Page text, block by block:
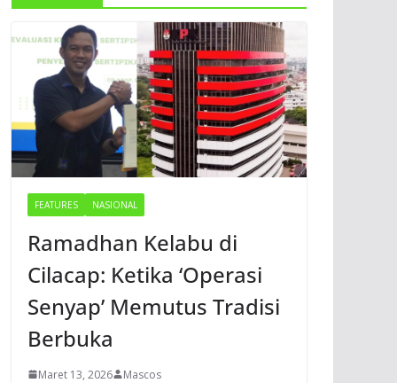
FEATURES NASIONAL
Ramadhan Kelabu di
Cilacap: Ketika ‘Operasi
Senyap’ Memutus Tradisi
Berbuka
Maret 13, 2026 Mascos